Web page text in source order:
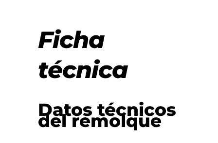
Ficha
técnica
Datos técnicos
del remolque